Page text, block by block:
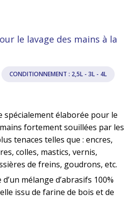
le lavage des mains à la
CONDITIONNEMENT : 2,5L - 3L - 4L
spécialement élaborée pour le
fortement souillées par les
tenaces telles que : encres,
colles, mastics, vernis,
de freins, goudrons, etc.
mélange d’abrasifs 100%
issu de farine de bois et de